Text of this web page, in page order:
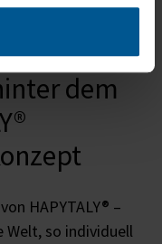
dem
HAPYTALY® –
Welt, so individuell